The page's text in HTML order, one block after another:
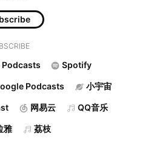
Spotify
Podcasts 小宇宙
网易云 QQ音乐
雅 荔枝